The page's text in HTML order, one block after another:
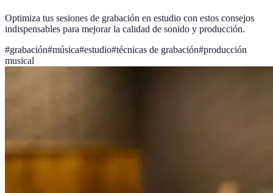
Optimiza tus sesiones de grabación en estudio con estos consejos
indispensables para mejorar la calidad de sonido y producción.
#grabación#música#estudio#técnicas de grabación#producción
musical